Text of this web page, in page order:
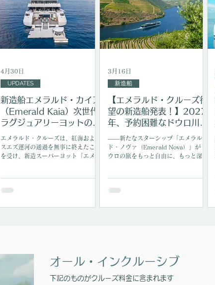
新造船エメラルド・カイア
（Emerald Kaia）次世代
ラグジュアリーヨットの就
航を発表
エメラルド・クルーズは、紅海および
スエズ運河の通過を無事に終えたこと
を受け、新造スーパーヨット「エメラ
は、キプロス・リマソールを出航地と
年・2027年 地中海シーズンアドリア
きる数少ないクルーズ船のひとつで
す。また2026年12月～2027年3月
ズを展開。8～20日間の多彩な航程を
UPDATES
4月30日
【エメラルド・クルーズ待
望の新造船発表！】2027
年、予約困難なドウロ川に
「2隻目」就航へ
――新たなスターシップ「エメラル
ド・ノヴァ（Emerald Nova）」がド
ウロの旅をもっと自由に、もっと深く
るのが予約の壁。ポルトガル北部を縫
しさも、ワインの魅力も、旅としての
が、ドウロ川に2隻目の専用船を投入
新造船
3月16日
オール・インクルーシブ
下記のものがクルーズ料金に含まれます